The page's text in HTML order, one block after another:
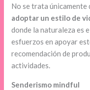
No se trata únicamente
adoptar un estilo de
donde la naturaleza es
esfuerzos en apoyar
recomendación de
actividades.
Senderismo mindful